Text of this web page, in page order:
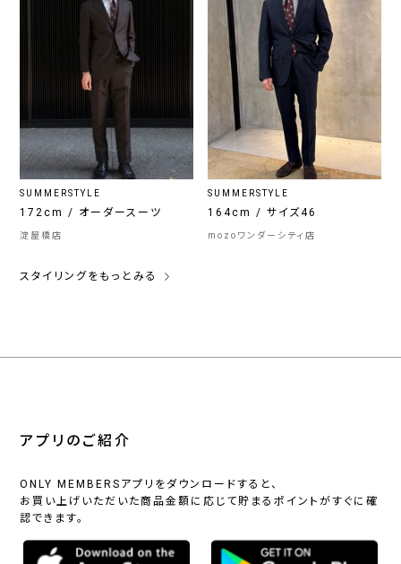
SUMMERSTYLE
172cm / オーダースーツ
淀屋橋店
SUMMERSTYLE
164cm / サイズ46
mozoワンダーシティ店
スタイリングをもっとみる
アプリのご紹介
ONLY MEMBERSアプリをダウンロードすると、
お買い上げいただいた商品金額に応じて貯まるポイントがすぐに確
認できます。